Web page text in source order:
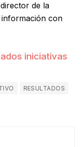
de la
con
iniciativas
RESULTADOS